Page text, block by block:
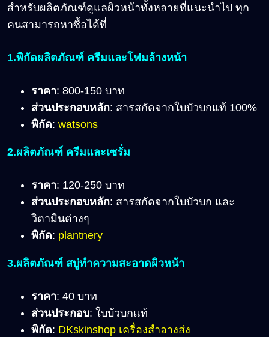
สำหรับผลิตภัณฑ์ดูแลผิวหน้าทั้งหลายที่แนะนำไป ทุก
คนสามารถหาซื้อได้ที่
1.พิกัดผลิตภัณฑ์ ครีมและโฟมล้างหน้า
ราคา: 800-150 บาท
ส่วนประกอบหลัก: สารสกัดจากใบบัวบกแท้ 100%
พิกัด: watsons
2.ผลิตภัณฑ์ ครีมและเซรั่ม
ราคา: 120-250 บาท
ส่วนประกอบหลัก: สารสกัดจากใบบัวบก และ
วิตามินต่างๆ
พิกัด: plantnery
3.ผลิตภัณฑ์ สบู่ทำความสะอาดผิวหน้า
ราคา: 40 บาท
ส่วนประกอบ: ใบบัวบกแท้
พิกัด: DKskinshop เครื่องสำอางส่ง